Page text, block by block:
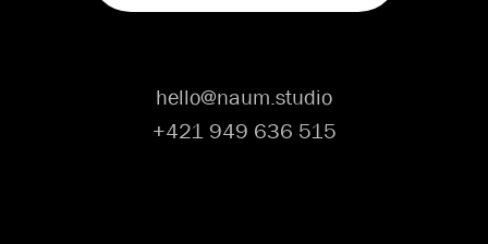
hello@naum.studio
+421 949 636 515